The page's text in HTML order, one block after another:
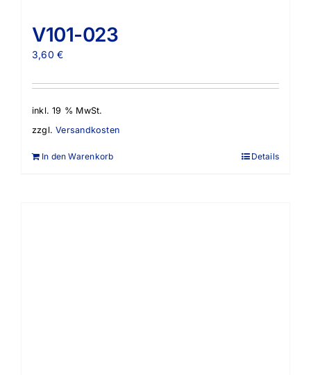
V101-023
3,60€
inkl. 19 % MwSt.
zzgl.Versandkosten
In den Warenkorb Details